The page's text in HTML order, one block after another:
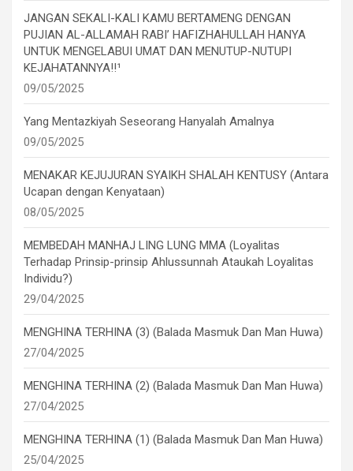
JANGAN SEKALI-KALI KAMU BERTAMENG DENGAN
PUJIAN AL-ALLAMAH RABI’ HAFIZHAHULLAH HANYA
UNTUK MENGELABUI UMAT DAN MENUTUP-NUTUPI
KEJAHATANNYA!!¹
09/05/2025
Yang Mentazkiyah Seseorang Hanyalah Amalnya
09/05/2025
MENAKAR KEJUJURAN SYAIKH SHALAH KENTUSY (Antara
Ucapan dengan Kenyataan)
08/05/2025
MEMBEDAH MANHAJ LING LUNG MMA (Loyalitas
Terhadap Prinsip-prinsip Ahlussunnah Ataukah Loyalitas
Individu?)
29/04/2025
MENGHINA TERHINA (3) (Balada Masmuk Dan Man Huwa)
27/04/2025
MENGHINA TERHINA (2) (Balada Masmuk Dan Man Huwa)
27/04/2025
MENGHINA TERHINA (1) (Balada Masmuk Dan Man Huwa)
25/04/2025